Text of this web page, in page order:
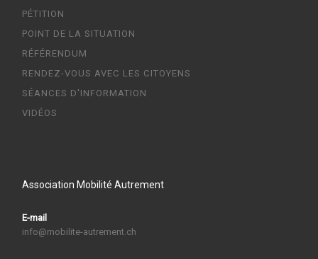
PÉTITION
POINT DE LA SITUATION
RÉFÉRENDUM
RENDEZ-VOUS AVEC LES CITOYENS
SÉANCES D'INFORMATION
VIDÉOS
Association Mobilité Autrement
E-mail
info@mobilite-autrement.ch